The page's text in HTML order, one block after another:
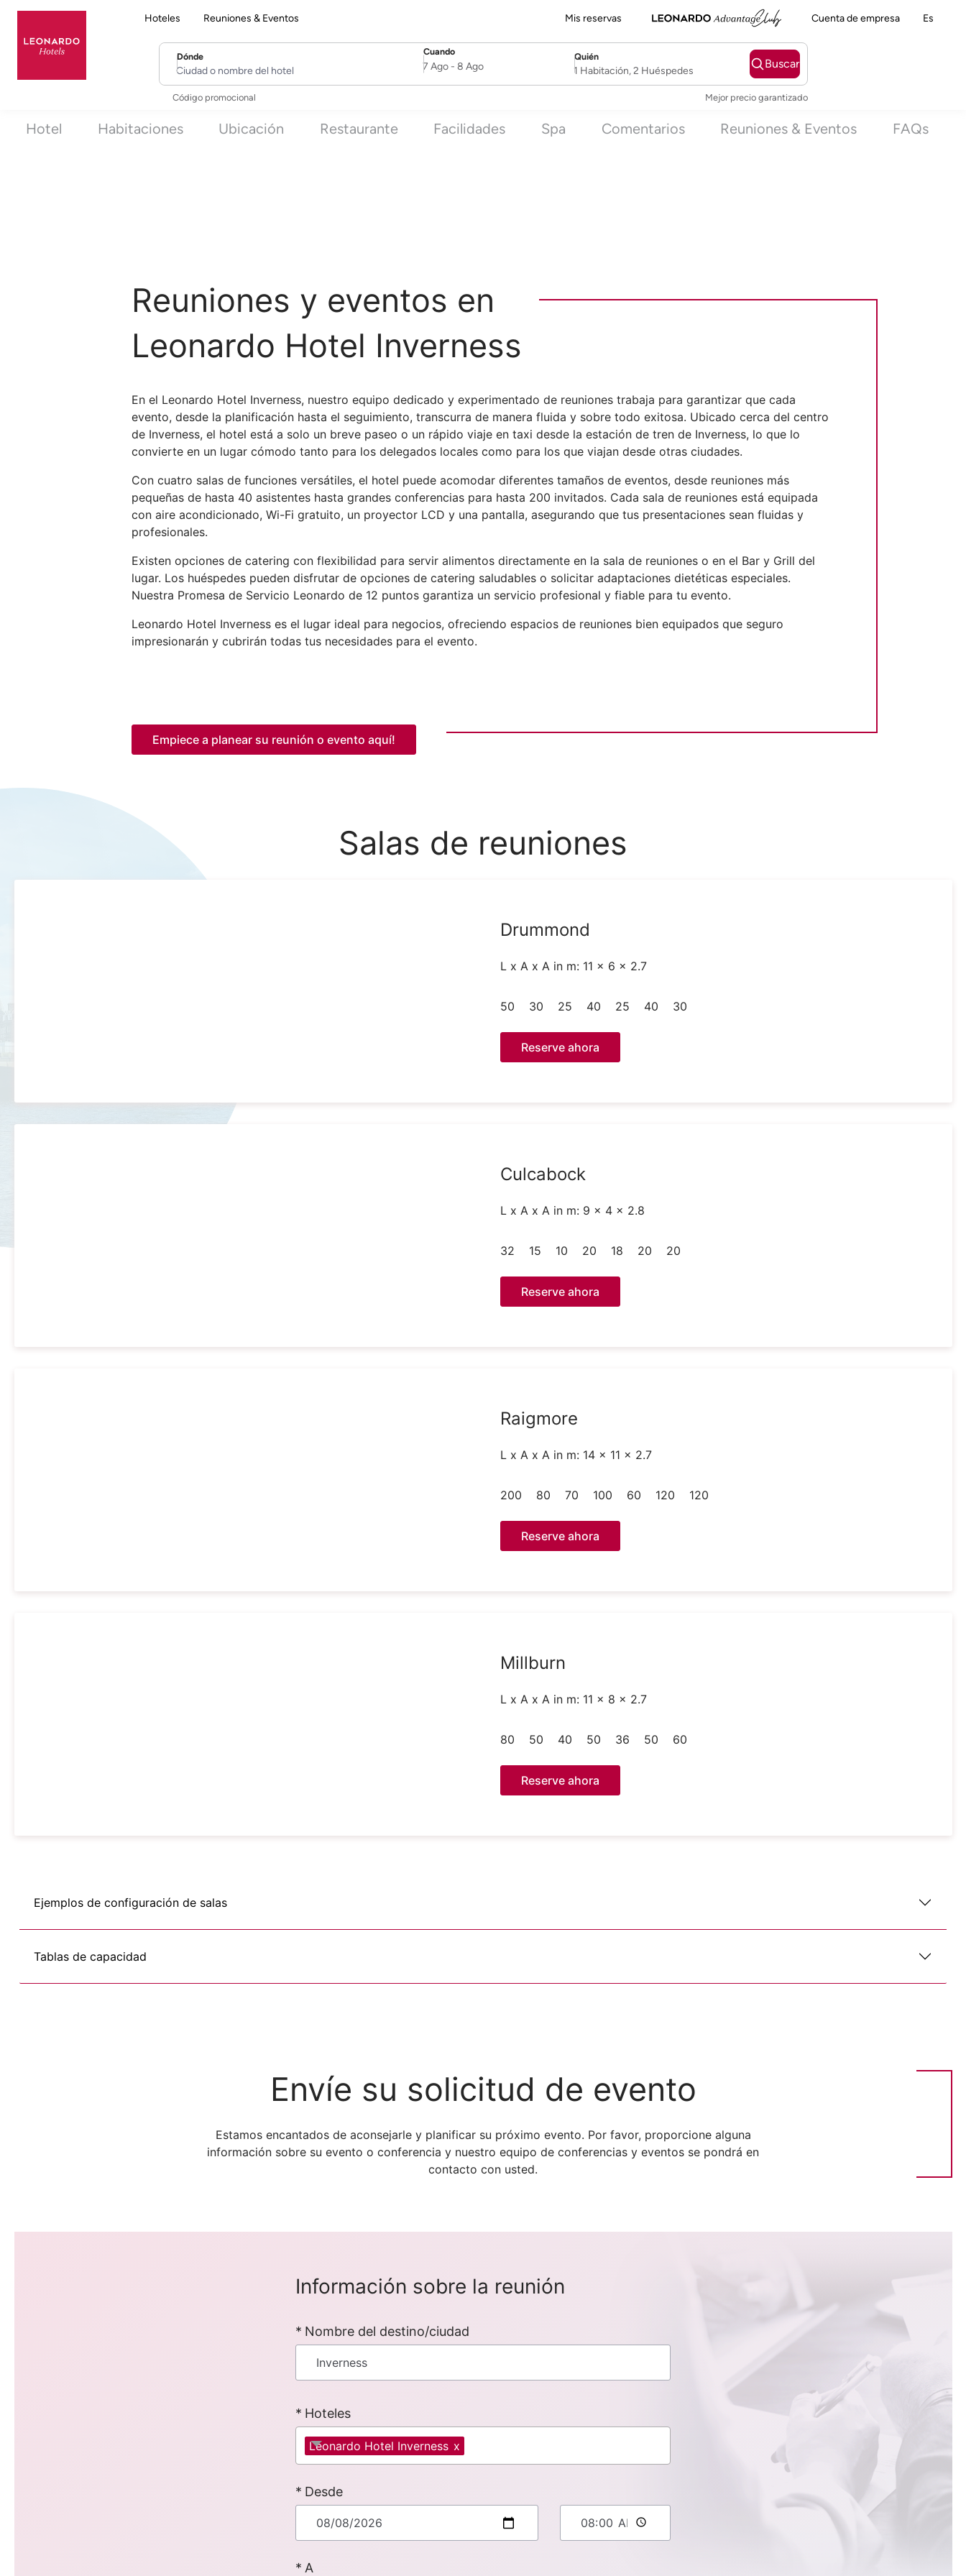
Hoteles Reuniones & Eventos Mis reservas Cuenta de empresa Es
Dónde
Ciudad o nombre del hotel
Cuando
SelectDate
7 Ago- 8 Ago
Quién
Username
1 Habitación, 2 Huéspedes
Buscar
Código promocional Mejor precio garantizado
Hotel Habitaciones Ubicación Restaurante Facilidades Spa Comentarios Reuniones & Eventos FAQs
Reuniones y eventos en
Leonardo Hotel Inverness
En el Leonardo Hotel Inverness, nuestro equipo dedicado y experimentado de reuniones trabaja para garantizar que cada
evento, desde la planificación hasta el seguimiento, transcurra de manera fluida y sobre todo exitosa. Ubicado cerca del centro
de Inverness, el hotel está a solo un breve paseo o un rápido viaje en taxi desde la estación de tren de Inverness, lo que lo
convierte en un lugar cómodo tanto para los delegados locales como para los que viajan desde otras ciudades.
Con cuatro salas de funciones versátiles, el hotel puede acomodar diferentes tamaños de eventos, desde reuniones más
pequeñas de hasta 40 asistentes hasta grandes conferencias para hasta 200 invitados. Cada sala de reuniones está equipada
con aire acondicionado, Wi-Fi gratuito, un proyector LCD y una pantalla, asegurando que tus presentaciones sean fluidas y
profesionales.
Existen opciones de catering con flexibilidad para servir alimentos directamente en la sala de reuniones o en el Bar y Grill del
lugar. Los huéspedes pueden disfrutar de opciones de catering saludables o solicitar adaptaciones dietéticas especiales.
Nuestra Promesa de Servicio Leonardo de 12 puntos garantiza un servicio profesional y fiable para tu evento.
Leonardo Hotel Inverness es el lugar ideal para negocios, ofreciendo espacios de reuniones bien equipados que seguro
impresionarán y cubrirán todas tus necesidades para el evento.
Empiece a planear su reunión o evento aquí!
Salas de reuniones
Drummond
L x A x A in m: 11 x 6 x 2.7
50 30 25 40 25 40 30
Reserve ahora
Culcabock
L x A x A in m: 9 x 4 x 2.8
32 15 10 20 18 20 20
Reserve ahora
Raigmore
L x A x A in m: 14 x 11 x 2.7
200 80 70 100 60 120 120
Reserve ahora
Millburn
L x A x A in m: 11 x 8 x 2.7
80 50 40 50 36 50 60
Reserve ahora
Ejemplos de configuración de salas
Tablas de capacidad
Envíe su solicitud de evento
Estamos encantados de aconsejarle y planificar su próximo evento. Por favor, proporcione alguna
información sobre su evento o conferencia y nuestro equipo de conferencias y eventos se pondrá en
contacto con usted.
Información sobre la reunión
Nombre del destino/ciudad
Hoteles
Leonardo Hotel Inverness x
Desde
A